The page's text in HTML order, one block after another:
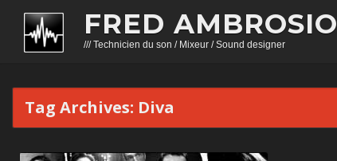
FRED AMBROSIO
/// Technicien du son / Mixeur / Sound designer
Tag Archives: Diva